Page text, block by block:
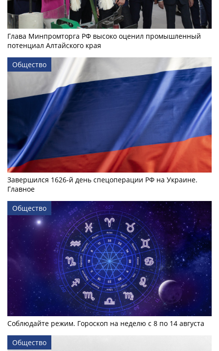
Глава Минпромторга РФ высоко оценил промышленный
потенциал Алтайского края
Общество
Завершился 1626-й день спецоперации РФ на Украине.
Главное
Общество
Соблюдайте режим. Гороскоп на неделю с 8 по 14 августа
Общество